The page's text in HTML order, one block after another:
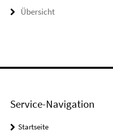
Übersicht
Service-Navigation
Startseite